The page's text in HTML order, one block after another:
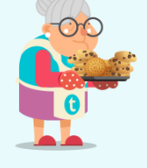
Alle Bewertungen lesen
Schon gewusst?